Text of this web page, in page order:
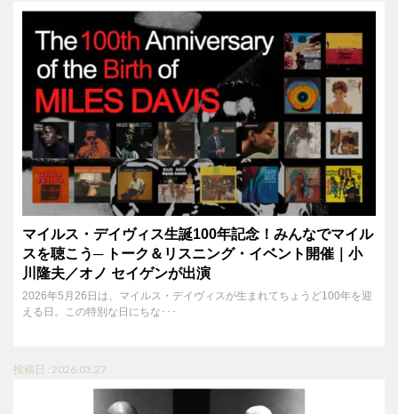
マイルス・デイヴィス生誕100年記念！みんなでマイル
スを聴こう─ トーク＆リスニング・イベント開催｜小
川隆夫／オノ セイゲンが出演
2026年5月26日は、マイルス・デイヴィスが生まれてちょうど100年を迎
える日。この特別な日にちな･･･
投稿日 : 2026.03.27